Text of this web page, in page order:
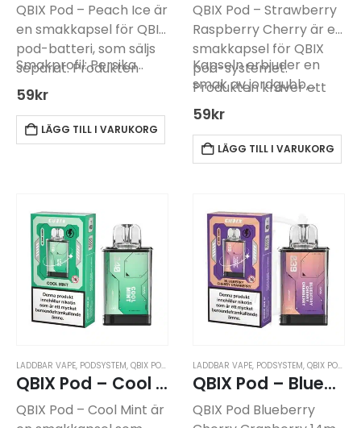
QBIX Pod – Peach Ice är
en smakkapsel för QBIX
pod-batteri, som säljs
separat. Produkten
kräver ett batteri för
Smakkapseln
kombinerar smaken av
Smakprofil: Persika…
59kr
LÄGG TILL I VARUKORG
QBIX Pod – Strawberry
Raspberry Cherry är en
smakkapsel för QBIX
pod-systemet.
Produkten kräver ett
batteri för att fungera,
Kapseln erbjuder en
smak av jordgubb,
hallon och körsbär…
59kr
LÄGG TILL I VARUKORG
LADDBAR VAPE, PODSYSTEM, QBIX PODSYSTEM
QBIX Pod – Cool Mint -14mg
QBIX Pod – Cool Mint är
LADDBAR VAPE, PODSYSTEM, QBIX PODSYSTEM
QBIX Pod – Blueberry Cherry Cranberry -14mg
QBIX Pod Blueberry